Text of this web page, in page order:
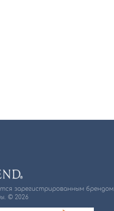
зарегистрированным брендом.
© 2026